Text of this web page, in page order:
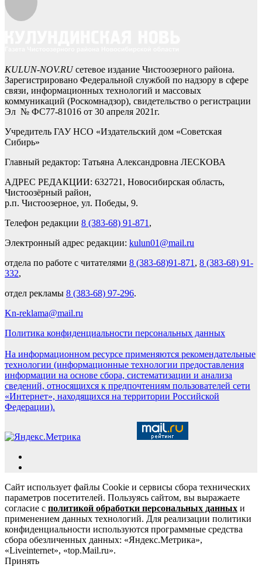
KULUN-NOV.RUсетевое издание Чистоозерного района.
Зарегистрировано Федеральной службой по надзору в сфере
связи, информационных технологий и массовых
коммуникаций (Роскомнадзор), свидетельство о регистрации
Эл № ФС77-81016 от 30 апреля 2021г.
Учредитель ГАУ НСО «Издательский дом «Советская
Сибирь»
Главный редактор: Татьяна Александровна ЛЕСКОВА
АДРЕС РЕДАКЦИИ: 632721, Новосибирская область,
Чистоозёрный район,
р.п. Чистоозерное, ул. Победы, 9.
Телефон редакции 8 (383-68) 91-871 ,
Электронный адрес редакции: kulun01@mail.ru
отдела по работе с читателями 8 (383-68)91-871 , 8 (383-68) 91-
332,
отдел рекламы 8 (383-68) 97-296.
Kn-reklama@mail.ru
Политика конфиденциальности персональных данных
На информационном ресурсе применяются рекомендательные
технологии (информационные технологии предоставления
информации на основе сбора, систематизации и анализа
сведений, относящихся к предпочтениям пользователей сети
«Интернет», находящихся на территории Российской
Федерации).
Сайт использует файлы Cookie и сервисы сбора технических
параметров посетителей. Пользуясь сайтом, вы выражаете
согласие с политикой обработки персональных данных и
применением данных технологий. Для реализации политики
конфиденциальности используются программные средства
сбора обезличенных данных: «Яндекс.Метрика»,
«Liveinternet», «top.Mail.ru».
Принять